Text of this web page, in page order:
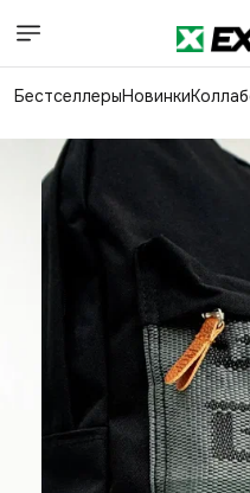
БестселлерыНовинки